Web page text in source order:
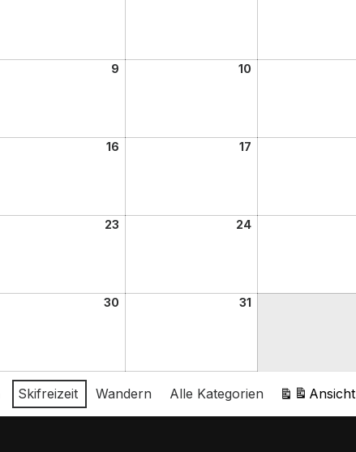
9 10
16 17
23 24
30 31
Skifreizeit Wandern Alle Kategorien Ansicht
ausdrucken